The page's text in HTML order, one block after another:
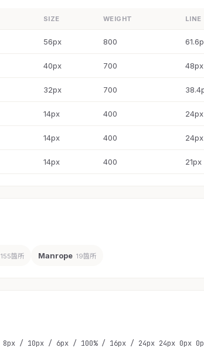
SIZE WEIGHT LINE
56px 800
40px 700 48px
32px 700
14px 400 24px
14px 400 24px
14px 400 21px
155箇所 Manrope 19箇所
8px / 10px / 6px / 100% / 16px / 24px 24px 0px